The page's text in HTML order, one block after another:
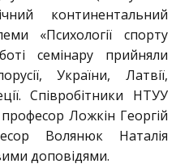
континентальний
«Психології спорту
семінару прийняли
України, Латвії,
Співробітники НТУУ
професор Ложкін Георгій
Волянюк Наталія
доповідями.